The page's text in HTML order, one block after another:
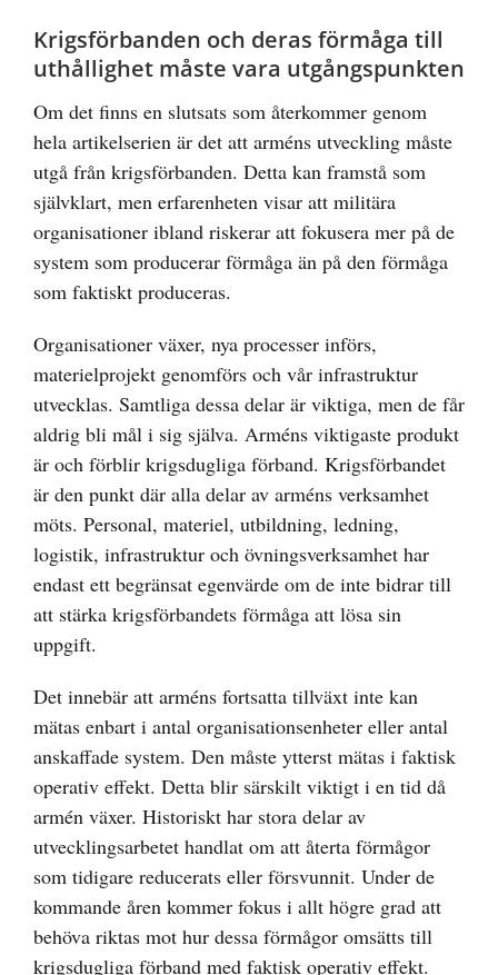
Krigsförbanden och deras förmåga till
uthållighet måste vara utgångspunkten
Om det finns en slutsats som återkommer genom
hela artikelserien är det att arméns utveckling måste
utgå från krigsförbanden. Detta kan framstå som
självklart, men erfarenheten visar att militära
organisationer ibland riskerar att fokusera mer på de
system som producerar förmåga än på den förmåga
som faktiskt produceras.
Organisationer växer, nya processer införs,
materielprojekt genomförs och vår infrastruktur
utvecklas. Samtliga dessa delar är viktiga, men de får
aldrig bli mål i sig själva. Arméns viktigaste produkt
är och förblir krigsdugliga förband. Krigsförbandet
är den punkt där alla delar av arméns verksamhet
möts. Personal, materiel, utbildning, ledning,
logistik, infrastruktur och övningsverksamhet har
endast ett begränsat egenvärde om de inte bidrar till
att stärka krigsförbandets förmåga att lösa sin
uppgift.
Det innebär att arméns fortsatta tillväxt inte kan
mätas enbart i antal organisationsenheter eller antal
anskaffade system. Den måste ytterst mätas i faktisk
operativ effekt. Detta blir särskilt viktigt i en tid då
armén växer. Historiskt har stora delar av
utvecklingsarbetet handlat om att återta förmågor
som tidigare reducerats eller försvunnit. Under de
kommande åren kommer fokus i allt högre grad att
behöva riktas mot hur dessa förmågor omsätts till
krigsdugliga förband med faktisk operativ effekt.